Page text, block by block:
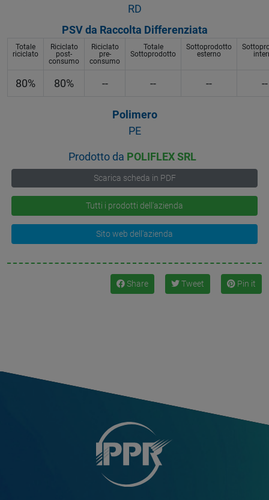
RD
PSV da Raccolta Differenziata
Totale
riciclato
Riciclato
post-
consumo
Riciclato
pre-
consumo
Totale
Sottoprodotto
Sottoprodotto
esterno
80% 80% -- -- -- --
Polimero
PE
Prodotto da POLIFLEX SRL
Scarica scheda in PDF
Tutti i prodotti dell'azienda
Sito web dell'azienda
Share Tweet Pin it